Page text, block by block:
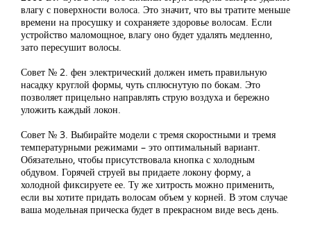
влагу с поверхности волоса. Это значит, что вы тратите меньше
времени на просушку и сохраняете здоровье волосам. Если
устройство маломощное, влагу оно будет удалять медленно,
зато пересушит волосы.
Совет № 2. фен электрический должен иметь правильную
насадку круглой формы, чуть сплюснутую по бокам. Это
позволяет прицельно направлять струю воздуха и бережно
уложить каждый локон.
Совет № 3. Выбирайте модели с тремя скоростными и тремя
температурными режимами – это оптимальный вариант.
Обязательно, чтобы присутствовала кнопка с холодным
обдувом. Горячей струей вы придаете локону форму, а
холодной фиксируете ее. Ту же хитрость можно применить,
если вы хотите придать волосам объем у корней. В этом случае
ваша модельная прическа будет в прекрасном виде весь день.